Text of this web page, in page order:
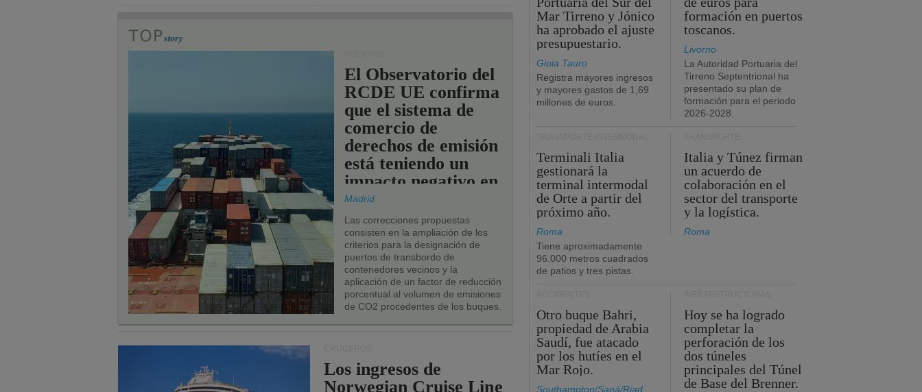
El Observatorio del
RCDE UE confirma
que el sistema de
comercio de
derechos de emisión
está teniendo un
impacto negativo en
los puertos de la
UE.
Madrid
Las correcciones propuestas
consisten en la ampliación de los
criterios para la designación de
puertos de transbordo de
contenedores vecinos y la
aplicación de un factor de reducción
porcentual al volumen de emisiones
de CO2 procedentes de los buques.
Los ingresos de
Norwegian Cruise Line
Mar Tirreno y Jónico
ha aprobado el ajuste
presupuestario.
Gioia Tauro
Registra mayores ingresos
y mayores gastos de 1,69
millones de euros.
formación en puertos
toscanos.
Livorno
La Autoridad Portuaria del
Tirreno Septentrional ha
presentado su plan de
formación para el periodo
2026-2028.
Terminali Italia
gestionará la
terminal intermodal
de Orte a partir del
próximo año.
Roma
Tiene aproximadamente
96.000 metros cuadrados
de patios y tres pistas.
Italia y Túnez firman
un acuerdo de
colaboración en el
sector del transporte
y la logística.
Roma
Otro buque Bahri,
propiedad de Arabia
Saudí, fue atacado
por los hutíes en el
Mar Rojo.
Southampton/Saná/Riad
Hoy se ha logrado
completar la
perforación de los
dos túneles
principales del Túnel
de Base del Brenner.